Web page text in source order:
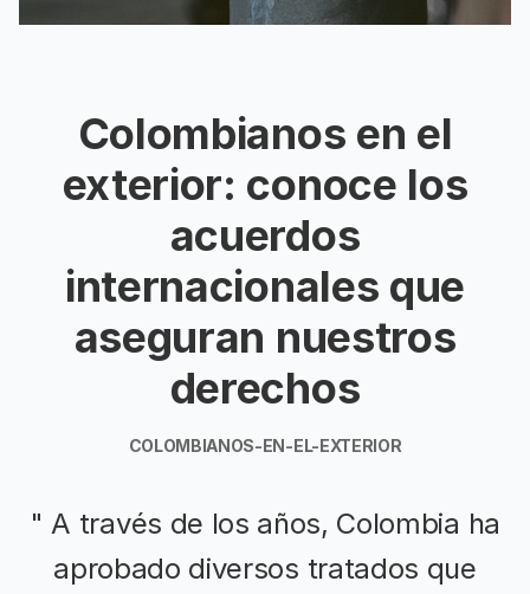
Colombianos en el
exterior: conoce los
acuerdos
internacionales que
aseguran nuestros
derechos
COLOMBIANOS-EN-EL-EXTERIOR
" A través de los años, Colombia ha
aprobado diversos tratados que